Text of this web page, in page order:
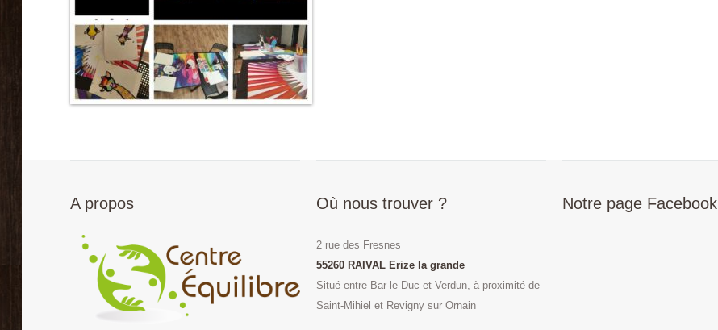
A propos Où nous trouver ?
2 rue des Fresnes
55260 RAIVAL Erize la grande
Situé entre Bar-le-Duc et Verdun, à proximité de
Saint-Mihiel et Revigny sur Ornain
Notre page Facebook